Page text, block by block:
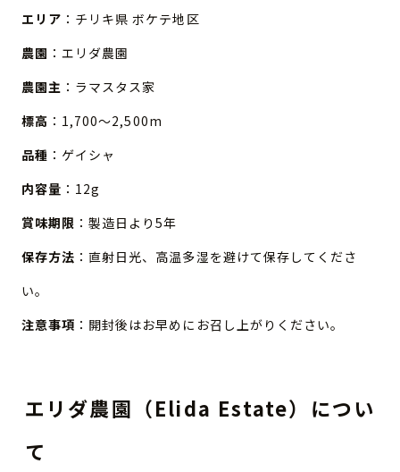
エリア ：チリキ県 ボケテ地区
農園 ：エリダ農園
農園主 ：ラマスタス家
標高 ：1,700～2,500m
品種 ：ゲイシャ
内容量 ：12g
賞味期限 ：製造日より5年
保存方法 ：直射日光、高温多湿を避けて保存してくださ
い。
注意事項 ：開封後はお早めにお召し上がりください。
エリダ農園（Elida Estate）につい
て